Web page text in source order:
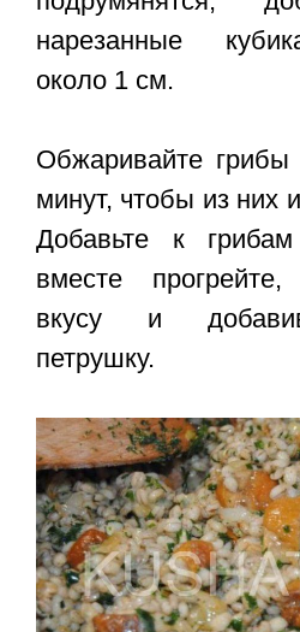
нарезанные
около 1 см.
Обжаривайте
минут, чтобы из них
Добавьте к
вместе
вкусу и
петрушку.